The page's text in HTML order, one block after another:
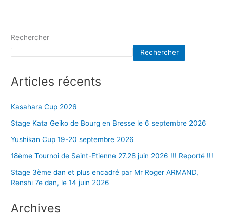
Rechercher
Rechercher
Articles récents
Kasahara Cup 2026
Stage Kata Geiko de Bourg en Bresse le 6 septembre 2026
Yushikan Cup 19-20 septembre 2026
18ème Tournoi de Saint-Etienne 27.28 juin 2026 !!! Reporté !!!
Stage 3ème dan et plus encadré par Mr Roger ARMAND,
Renshi 7e dan, le 14 juin 2026
Archives